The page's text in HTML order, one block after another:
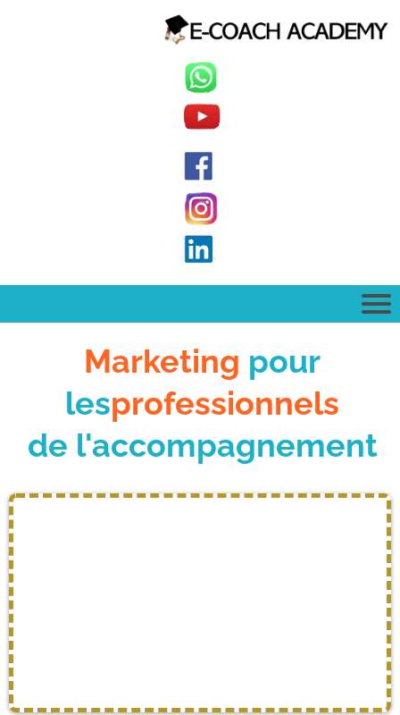
Marketing pour
lesprofessionnels
de l'accompagnement